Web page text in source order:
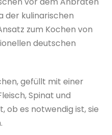
der kulinarischen
zum Kochen von
deutschen
gefüllt mit einer
Spinat und
ob es notwendig ist, sie